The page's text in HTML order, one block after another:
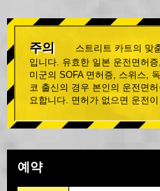
주의
스트리트 카트의 맞
입니다. 유효한 일본 운전면허
미군의 SOFA 면허증, 스위스,
코 출신의 경우 본인의 운전면
요합니다. 면허가 없으면 운전
예약